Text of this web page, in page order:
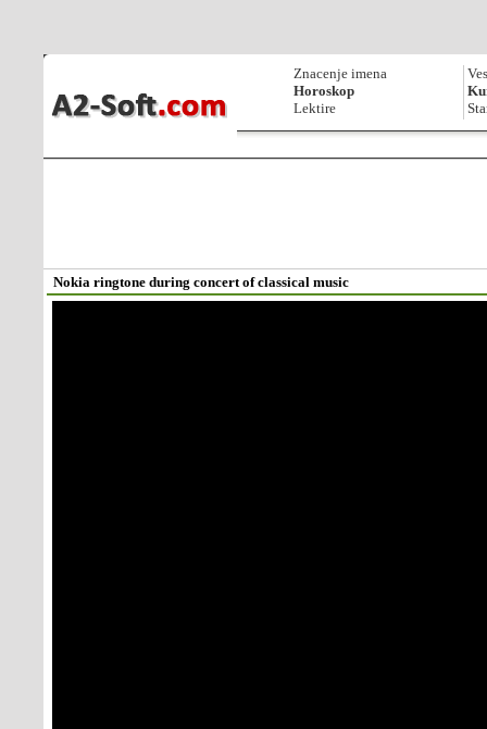
Znacenje imena
Horoskop
Lektire
Nokia ringtone during concert of classical music